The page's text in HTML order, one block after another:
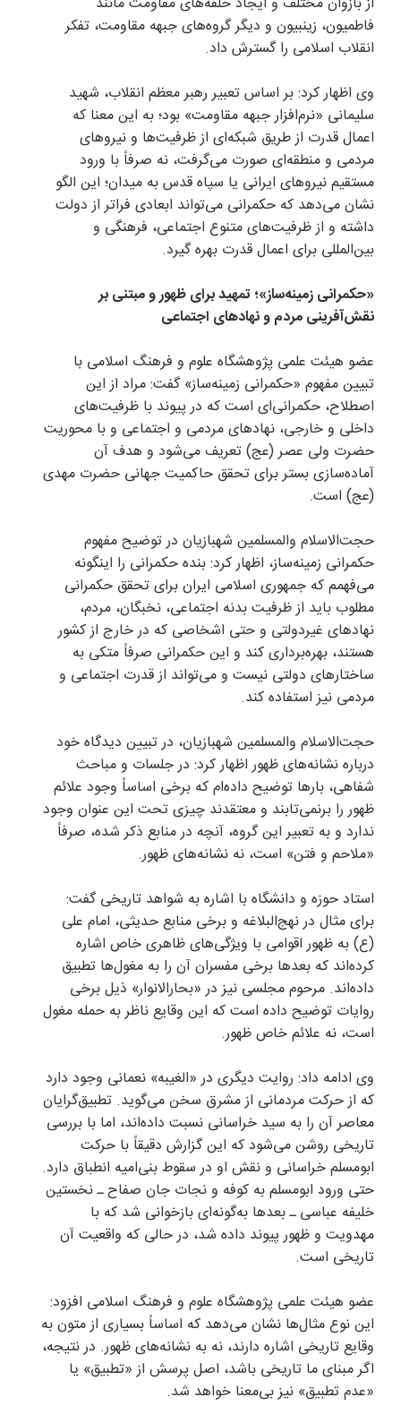
فاطمیون، زینبیون و دیگر گروه‌های جبهه مقاومت، تفکر
انقلاب اسلامی را گسترش داد.
وی اظهار کرد: بر اساس تعبیر رهبر معظم انقلاب، شهید
سلیمانی «نرم‌افزار جبهه مقاومت» بود؛ به این معنا که
اعمال قدرت از طریق شبکه‌ای از ظرفیت‌ها و نیرو‌های
مردمی و منطقه‌ای صورت می‌گرفت، نه صرفاً با ورود
مستقیم نیرو‌های ایرانی یا سپاه قدس به میدان؛ این الگو
نشان می‌دهد که حکمرانی می‌تواند ابعادی فراتر از دولت
داشته و از ظرفیت‌های متنوع اجتماعی، فرهنگی و
بین‌المللی برای اعمال قدرت بهره گیرد.
«حکمرانی زمینه‌ساز»؛ تمهید برای ظهور و مبتنی بر
نقش‌آفرینی مردم و نهاد‌های اجتماعی
عضو هیئت علمی پژوهشگاه علوم و فرهنگ اسلامی با
تبیین مفهوم «حکمرانی زمینه‌ساز» گفت: مراد از این
اصطلاح، حکمرانی‌ای است که در پیوند با ظرفیت‌های
داخلی و خارجی، نهاد‌های مردمی و اجتماعی و با محوریت
حضرت ولی عصر (عج) تعریف می‌شود و هدف آن
آماده‌سازی بستر برای تحقق حاکمیت جهانی حضرت مهدی
(عج) است.
حجت‌الاسلام والمسلمین شهبازیان در توضیح مفهوم
حکمرانی زمینه‌ساز، اظهار کرد: بنده حکمرانی را اینگونه
می‌فهمم که جمهوری اسلامی ایران برای تحقق حکمرانی
مطلوب باید از ظرفیت بدنه اجتماعی، نخبگان، مردم،
نهاد‌های غیردولتی و حتی اشخاصی که در خارج از کشور
هستند، بهره‌برداری کند و این حکمرانی صرفاً متکی به
ساختار‌های دولتی نیست و می‌تواند از قدرت اجتماعی و
مردمی نیز استفاده کند.
حجت‌الاسلام والمسلمین شهبازیان، در تبیین دیدگاه خود
درباره نشانه‌های ظهور اظهار کرد: در جلسات و مباحث
شفاهی، بار‌ها توضیح داده‌ام که برخی اساساً وجود علائم
ظهور را برنمی‌تابند و معتقدند چیزی تحت این عنوان وجود
ندارد و به تعبیر این گروه، آنچه در منابع ذکر شده، صرفاً
«ملاحم و فتن» است، نه نشانه‌های ظهور.
استاد حوزه و دانشگاه با اشاره به شواهد تاریخی گفت:
برای مثال در نهج‌البلاغه و برخی منابع حدیثی، امام علی
(ع) به ظهور اقوامی با ویژگی‌های ظاهری خاص اشاره
کرده‌اند که بعد‌ها برخی مفسران آن را به مغول‌ها تطبیق
داده‌اند. مرحوم مجلسی نیز در «بحارالانوار» ذیل برخی
روایات توضیح داده است که این وقایع ناظر به حمله مغول
است، نه علائم خاص ظهور.
وی ادامه داد: روایت دیگری در «الغیبه» نعمانی وجود دارد
که از حرکت مردمانی از مشرق سخن می‌گوید. تطبیق‌گرایان
معاصر آن را به سید خراسانی نسبت داده‌اند، اما با بررسی
تاریخی روشن می‌شود که این گزارش دقیقاً با حرکت
ابومسلم خراسانی و نقش او در سقوط بنی‌امیه انطباق دارد.
حتی ورود ابومسلم به کوفه و نجات جان صفاح ـ نخستین
خلیفه عباسی ـ بعد‌ها به‌گونه‌ای بازخوانی شد که با
مهدویت و ظهور پیوند داده شد، در حالی که واقعیت آن
تاریخی است.
عضو هیئت علمی پژوهشگاه علوم و فرهنگ اسلامی افزود:
این نوع مثال‌ها نشان می‌دهد که اساساً بسیاری از متون به
وقایع تاریخی اشاره دارند، نه به نشانه‌های ظهور. در نتیجه،
اگر مبنای ما تاریخی باشد، اصل پرسش از «تطبیق» یا
«عدم تطبیق» نیز بی‌معنا خواهد شد.